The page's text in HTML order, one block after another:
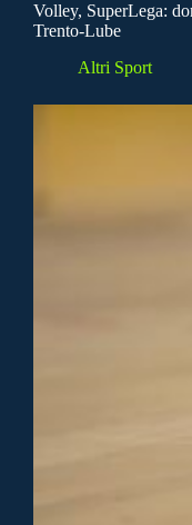
Volley, SuperLega:
Trento-Lube
Altri Sport